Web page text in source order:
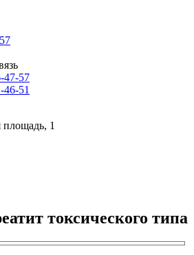
47-57
46-51
1
токсического типа